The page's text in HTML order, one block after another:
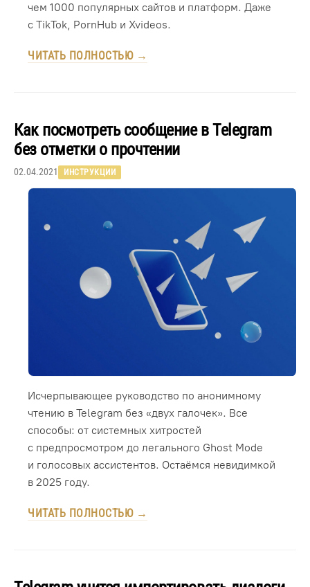
чем 1000 популярных сайтов и платформ. Даже
с TikTok, PornHub и Xvideos.
ЧИТАТЬ ПОЛНОСТЬЮ →
Как посмотреть сообщение в Telegram
без отметки о прочтении
02.04.2021 ИНСТРУКЦИИ
Исчерпывающее руководство по анонимному
чтению в Telegram без «двух галочек». Все
способы: от системных хитростей
с предпросмотром до легального Ghost Mode
и голосовых ассистентов. Остаёмся невидимкой
в 2025 году.
ЧИТАТЬ ПОЛНОСТЬЮ →